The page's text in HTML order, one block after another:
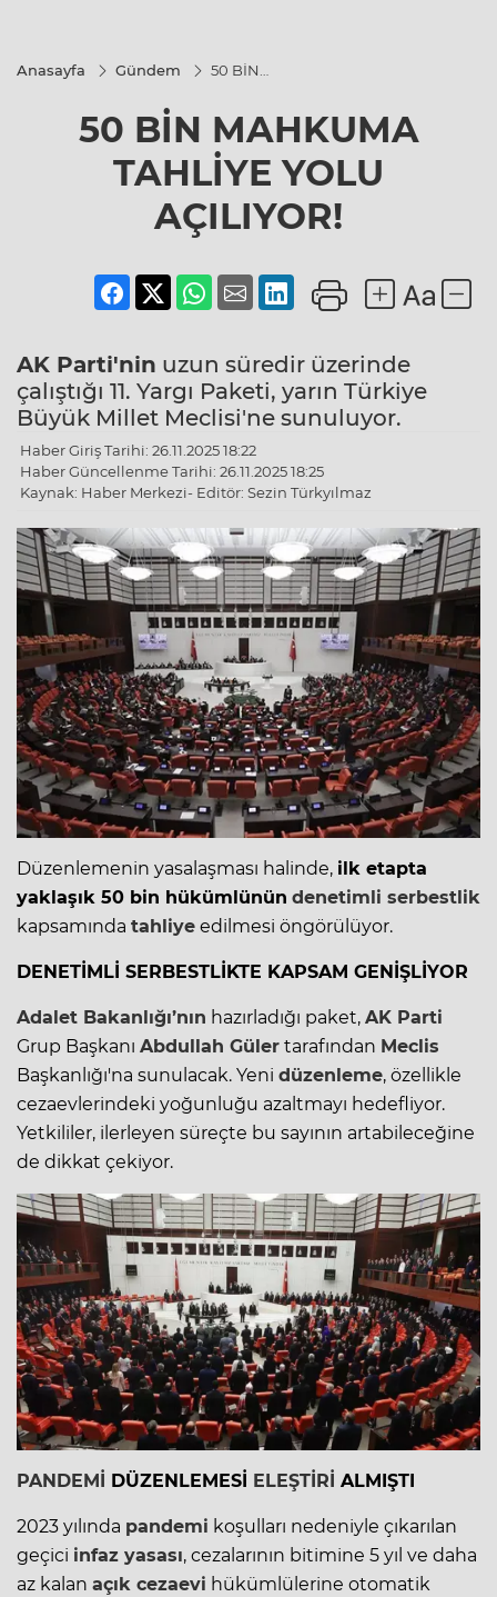
Anasayfa Gündem
50 BİN
YOLU
AÇILIYOR!
50 BİN MAHKUMA
TAHLİYE YOLU
AÇILIYOR!
AK Parti'nin uzun süredir üzerinde
çalıştığı 11. Yargı Paketi, yarın Türkiye
Büyük Millet Meclisi'ne sunuluyor.
Haber Giriş Tarihi: 26.11.2025 18:22
Haber Güncellenme Tarihi: 26.11.2025 18:25
Kaynak: Haber Merkezi- Editör: Sezin Türkyılmaz
Düzenlemenin yasalaşması halinde, ilk etapta
yaklaşık 50 bin hükümlünün denetimli serbestlik
kapsamında tahliye edilmesi öngörülüyor.
DENETİMLİ SERBESTLİKTE KAPSAM GENİŞLİYOR
Adalet Bakanlığı’nın hazırladığı paket, AK Parti
Grup Başkanı Abdullah Güler tarafından Meclis
Başkanlığı'na sunulacak. Yeni düzenleme, özellikle
cezaevlerindeki yoğunluğu azaltmayı hedefliyor.
Yetkililer, ilerleyen süreçte bu sayının artabileceğine
de dikkat çekiyor.
PANDEMİ DÜZENLEMESİ ELEŞTİRİ ALMIŞTI
2023 yılında pandemi koşulları nedeniyle çıkarılan
geçici infaz yasası, cezalarının bitimine 5 yıl ve daha
az kalan açık cezaevi hükümlülerine otomatik